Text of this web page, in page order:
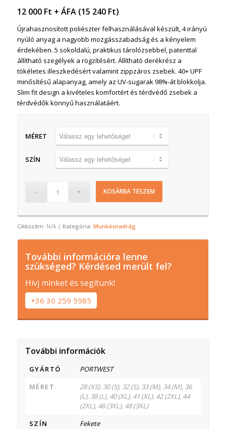
12 000 Ft + ÁFA (15 240 Ft)
Újrahasznosított poliészter felhasználásával készült, 4 irányú
nyúló anyag a nagyobb mozgásszabadság és a kényelem
érdekében. 5 sokoldalú, praktikus tárolózsebbel, patenttal
állítható szegélyek a rögzítésért. Állítható derékrész a
tökéletes illeszkedésért valamint zippzáros zsebek. 40+ UPF
minősítésű alapanyag, amely az UV-sugarak 98%-át blokkolja.
Slim fit design a kivételes komfortért és térdvédő zsebek a
térdvédők könnyű használatáért.
MÉRET
SZÍN
KOSÁRBA TESZEM
Cikkszám: N/A Kategória: Munkásnadrág
További információra lenne
szükséged? Kérdésed merült fel?
Hívj minket és segítünk!
+36 30 259 5985
További információk
GYÁRTÓ
PORTWEST
MÉRET
28 (XS), 30 (S), 32 (S), 33 (M), 34 (M), 36
(L), 38 (L), 40 (XL), 41 (XL), 42 (2XL), 44
(2XL), 46 (3XL), 48 (3XL)
SZÍN
Fekete